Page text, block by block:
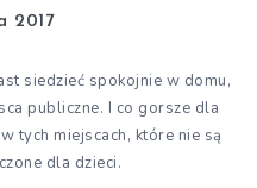
2017
siedzieć spokojnie w domu,
publiczne. I co gorsze dla
tych miejscach, które nie są
dla dzieci.